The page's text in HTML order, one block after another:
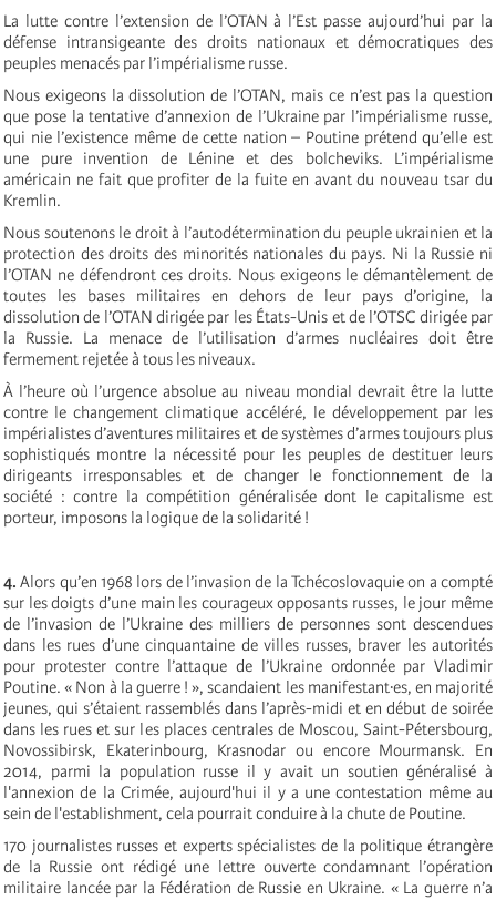
La lutte contre l’extension de l’OTAN à l’Est passe aujourd’hui par la
défense intransigeante des droits nationaux et démocratiques des
peuples menacés par l’impérialisme russe.
Nous exigeons la dissolution de l’OTAN, mais ce n’est pas la question
que pose la tentative d’annexion de l’Ukraine par l’impérialisme russe,
qui nie l’existence même de cette nation – Poutine prétend qu’elle est
une pure invention de Lénine et des bolcheviks. L’impérialisme
américain ne fait que profiter de la fuite en avant du nouveau tsar du
Kremlin.
Nous soutenons le droit à l’autodétermination du peuple ukrainien et la
protection des droits des minorités nationales du pays. Ni la Russie ni
l’OTAN ne défendront ces droits. Nous exigeons le démantèlement de
toutes les bases militaires en dehors de leur pays d’origine, la
dissolution de l’OTAN dirigée par les États-Unis et de l’OTSC dirigée par
la Russie. La menace de l’utilisation d’armes nucléaires doit être
fermement rejetée à tous les niveaux.
À l’heure où l’urgence absolue au niveau mondial devrait être la lutte
contre le changement climatique accéléré, le développement par les
impérialistes d’aventures militaires et de systèmes d’armes toujours plus
sophistiqués montre la nécessité pour les peuples de destituer leurs
dirigeants irresponsables et de changer le fonctionnement de la
société : contre la compétition généralisée dont le capitalisme est
porteur, imposons la logique de la solidarité !
4. Alors qu’en 1968 lors de l’invasion de la Tchécoslovaquie on a compté
sur les doigts d’une main les courageux opposants russes, le jour même
de l’invasion de l’Ukraine des milliers de personnes sont descendues
dans les rues d’une cinquantaine de villes russes, braver les autorités
pour protester contre l’attaque de l’Ukraine ordonnée par Vladimir
Poutine. « Non à la guerre ! », scandaient les manifestant∙es, en majorité
jeunes, qui s’étaient rassemblés dans l’après-midi et en début de soirée
dans les rues et sur les places centrales de Moscou, Saint-Pétersbourg,
Novossibirsk, Ekaterinbourg, Krasnodar ou encore Mourmansk. En
2014, parmi la population russe il y avait un soutien généralisé à
l'annexion de la Crimée, aujourd'hui il y a une contestation même au
sein de l'establishment, cela pourrait conduire à la chute de Poutine.
170 journalistes russes et experts spécialistes de la politique étrangère
de la Russie ont rédigé une lettre ouverte condamnant l’opération
militaire lancée par la Fédération de Russie en Ukraine. « La guerre n’a